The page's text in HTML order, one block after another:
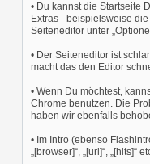
• Du kannst die Startseite
Extras - beispielsweise
Seiteneditor unter
• Der Seiteneditor ist
macht das den Editor
• Wenn Du möchtest,
Chrome benutzen. Die
haben wir ebenfalls
• Im Intro (ebenso
„[browser]“, „[url]“, „[hits]“